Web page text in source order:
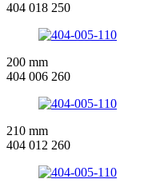
404 018 250
200 mm
404 006 260
210 mm
404 012 260